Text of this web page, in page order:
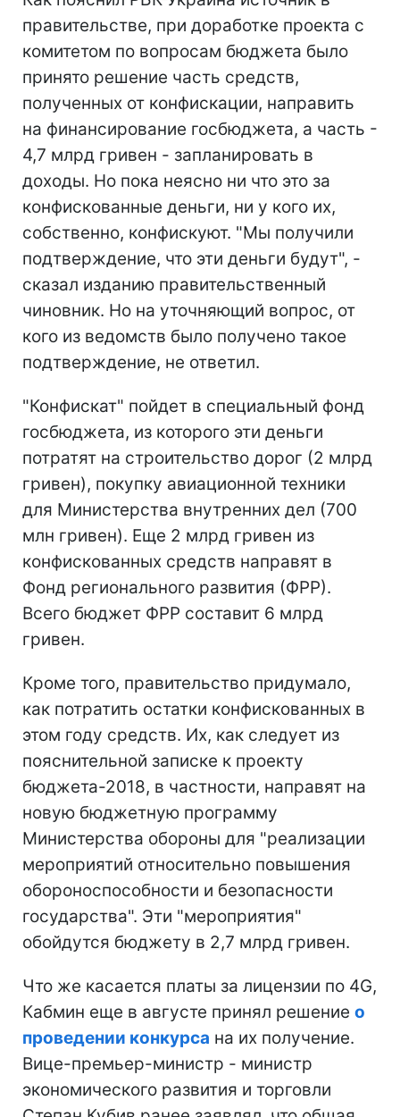
правительстве, при доработке проекта с
комитетом по вопросам бюджета было
принято решение часть средств,
полученных от конфискации, направить
на финансирование госбюджета, а часть -
4,7 млрд гривен - запланировать в
доходы. Но пока неясно ни что это за
конфискованные деньги, ни у кого их,
собственно, конфискуют. "Мы получили
подтверждение, что эти деньги будут", -
сказал изданию правительственный
чиновник. Но на уточняющий вопрос, от
кого из ведомств было получено такое
подтверждение, не ответил.
"Конфискат" пойдет в специальный фонд
госбюджета, из которого эти деньги
потратят на строительство дорог (2 млрд
гривен), покупку авиационной техники
для Министерства внутренних дел (700
млн гривен). Еще 2 млрд гривен из
конфискованных средств направят в
Фонд регионального развития (ФРР).
Всего бюджет ФРР составит 6 млрд
гривен.
Кроме того, правительство придумало,
как потратить остатки конфискованных в
этом году средств. Их, как следует из
пояснительной записке к проекту
бюджета-2018, в частности, направят на
новую бюджетную программу
Министерства обороны для "реализации
мероприятий относительно повышения
обороноспособности и безопасности
государства". Эти "мероприятия"
обойдутся бюджету в 2,7 млрд гривен.
Что же касается платы за лицензии по 4G,
Кабмин еще в августе принял решение о
проведении конкурса на их получение.
Вице-премьер-министр - министр
экономического развития и торговли